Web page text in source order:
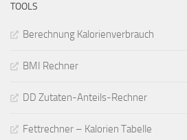
TOOLS
Berechnung Kalorienverbrauch
BMI Rechner
DD Zutaten-Anteils-Rechner
Fettrechner – Kalorien Tabelle